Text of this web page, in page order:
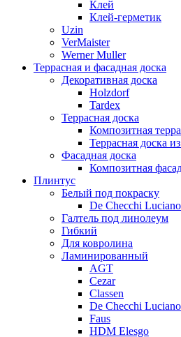
Клей
Клей-герметик
Uzin
VerMaister
Werner Muller
Террасная и фасадная доска
Декоративная доска
Holzdorf
Tardex
Террасная доска
Композитная
Террасная доска
Фасадная доска
Композитная
Плинтус
Белый под покраску
De Checchi Luciano
Галтель под линолеум
Гибкий
Для ковролина
Ламинированный
AGT
Cezar
Classen
De Checchi Luciano
Faus
HDM Elesgo